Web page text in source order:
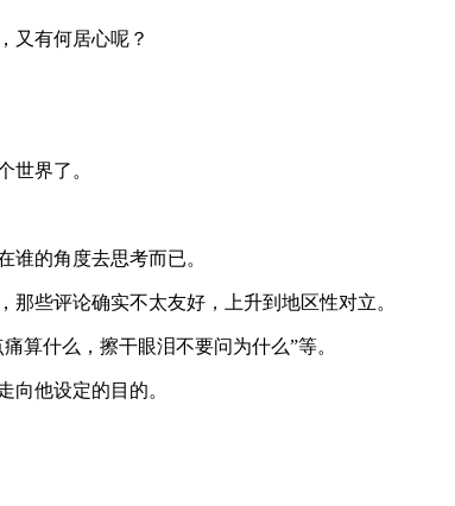
又有何居心呢？
世界了。
谁的角度去思考而已。
些评论确实不太友好，上升到地区性对立。
算什么，擦干眼泪不要问为什么”等。
向他设定的目的。